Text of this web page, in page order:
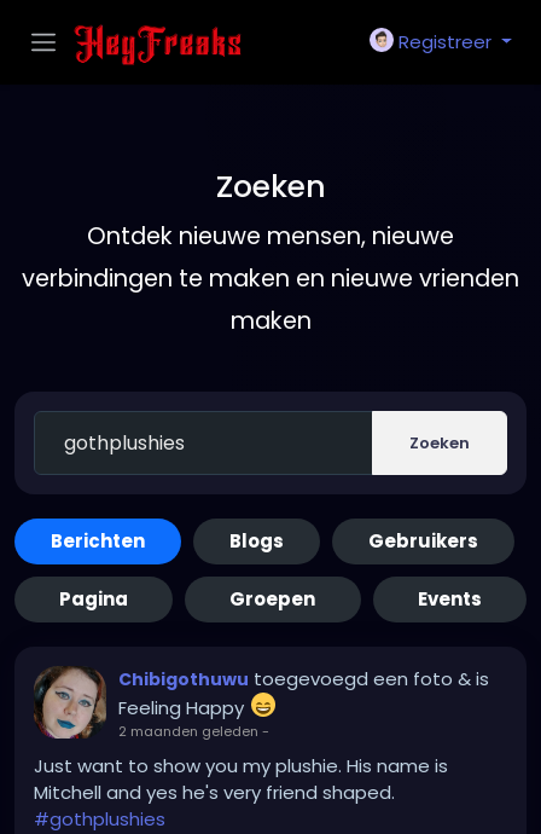
Registreer
Zoeken
Ontdek nieuwe mensen, nieuwe
verbindingen te maken en nieuwe vrienden
maken
Zoeken
Berichten Blogs Gebruikers
Pagina Groepen Events
Chibigothuwu toegevoegd een foto & is
Feeling Happy
2 maanden geleden -
Just want to show you my plushie. His name is
Mitchell and yes he's very friend shaped.
#gothplushies